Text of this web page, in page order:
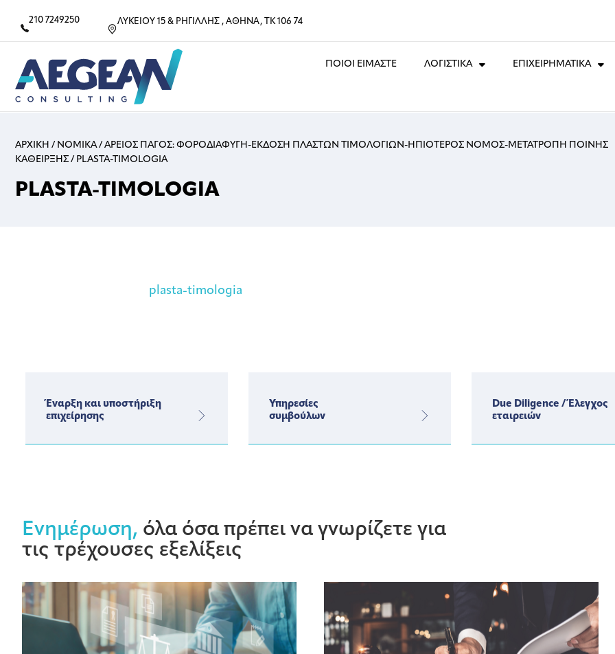
210 7249250 ΛΥΚΕΙΟΥ 15 & ΡΗΓΙΛΛΗΣ , ΑΘΗΝΑ, ΤΚ 106 74
ΠΟΙΟΙ ΕΙΜΑΣΤΕ ΛΟΓΙΣΤΙΚΑ ΕΠΙΧΕΙΡΗΜΑΤΙΚΑ
ΑΡΧΙΚΗ / ΝΟΜΙΚΑ/ ΑΡΕΙΟΣ ΠΑΓΟΣ: ΦΟΡΟΔΙΑΦΥΓΗ-ΕΚΔΟΣΗ ΠΛΑΣΤΩΝ ΤΙΜΟΛΟΓΙΩΝ-ΗΠΙΟΤΕΡΟΣ ΝΟΜΟΣ-ΜΕΤΑΤΡΟΠΗ ΠΟΙΝΗΣ
ΚΑΘΕΙΡΞΗΣ / PLASTA-TIMOLOGIA
PLASTA-TIMOLOGIA
plasta-timologia
Έναρξη και υποστήριξη
επιχείρησης
Υπηρεσίες
συμβούλων
Due Diligence / Έλεγχος
εταιρειών
Ενημέρωση, όλα όσα πρέπει να γνωρίζετε για
τις τρέχουσες εξελίξεις